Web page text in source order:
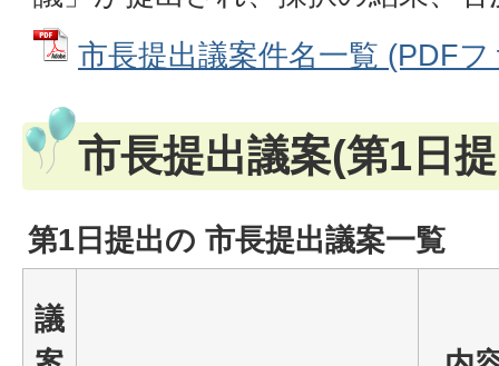
市長提出議案件名一覧 (PDF
市長提出議案(第1日
第1日提出の 市長提出議案一覧
議